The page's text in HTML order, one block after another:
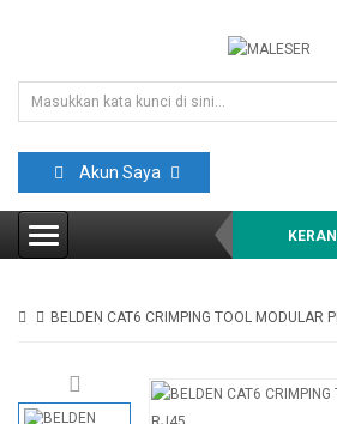
Akun Saya
BELDEN CAT6 CRIMPING TOOL MODULAR